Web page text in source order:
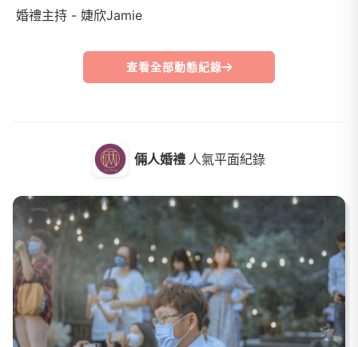
倆人婚禮 人氣平面紀錄
婚禮主持 - 婕欣Jamie
查看全部動態紀錄